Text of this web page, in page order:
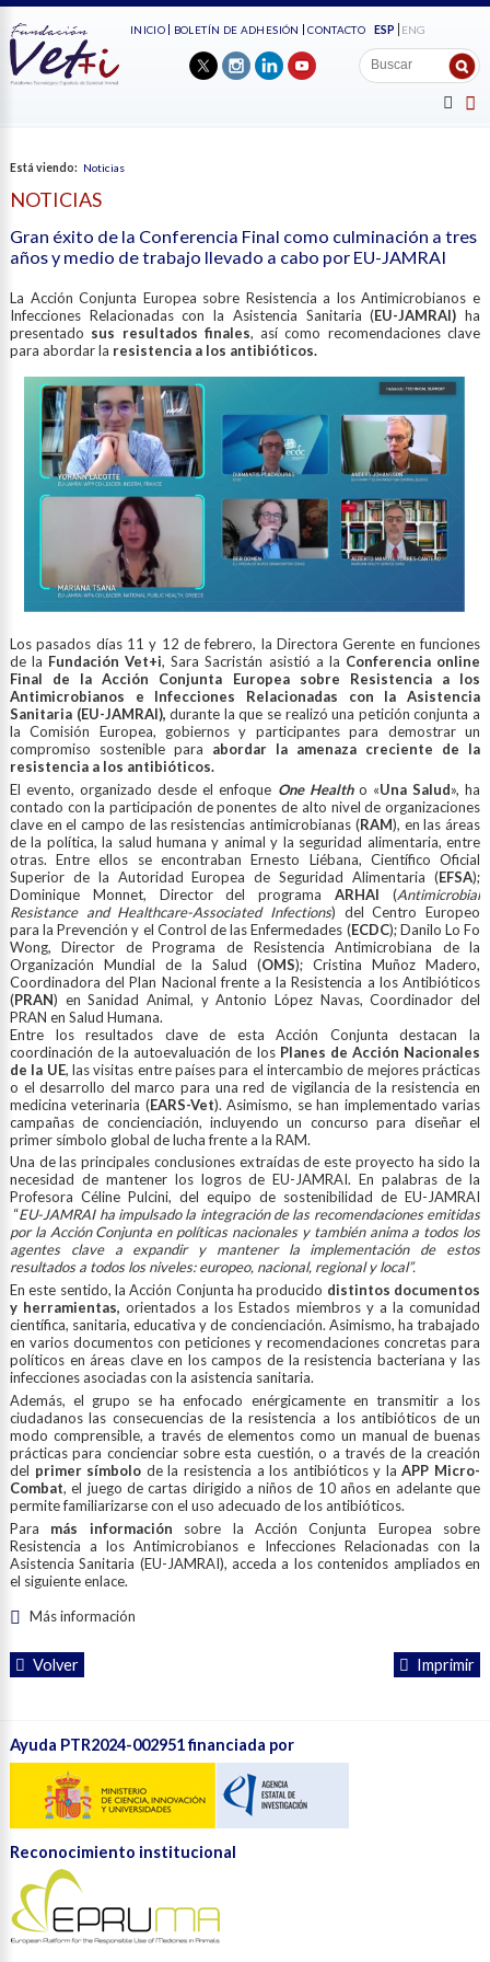
INICIO BOLETÍN DE ADHESIÓN CONTACTO ESP ENG
Está viendo: Noticias
NOTICIAS
Gran éxito de la Conferencia Final como culminación a tres
años y medio de trabajo llevado a cabo por EU-JAMRAI
La Acción Conjunta Europea sobre Resistencia a los Antimicrobianos e
Infecciones Relacionadas con la Asistencia Sanitaria (EU-JAMRAI) ha
presentado sus resultados finales, así como recomendaciones clave
para abordar la resistencia a los antibióticos.
Los pasados días 11 y 12 de febrero, la Directora Gerente en funciones
de la Fundación Vet+i, Sara Sacristán asistió a la Conferencia online
Final de la Acción Conjunta Europea sobre Resistencia a los
Antimicrobianos e Infecciones Relacionadas con la Asistencia
Sanitaria (EU-JAMRAI), durante la que se realizó una petición conjunta a
la Comisión Europea, gobiernos y participantes para demostrar un
compromiso sostenible para abordar la amenaza creciente de la
resistencia a los antibióticos.
El evento, organizado desde el enfoque One Healtho «Una Salud», ha
contado con la participación de ponentes de alto nivel de organizaciones
clave en el campo de las resistencias antimicrobianas (RAM), en las áreas
de la política, la salud humana y animal y la seguridad alimentaria, entre
otras. Entre ellos se encontraban Ernesto Liébana, Científico Oficial
Superior de la Autoridad Europea de Seguridad Alimentaria (EFSA);
Dominique Monnet, Director del programaARHAI (Antimicrobial
Resistance and Healthcare-Associated Infections) del Centro Europeo
para la Prevención y el Control de las Enfermedades (ECDC); Danilo Lo Fo
Wong, Director de Programa de Resistencia Antimicrobiana de la
Organización Mundial de la Salud (OMS); Cristina Muñoz Madero,
Coordinadora del Plan Nacional frente a la Resistencia a los Antibióticos
(PRAN) en Sanidad Animal, y Antonio López Navas, Coordinador del
PRAN en Salud Humana.
Entre los resultados clave de esta Acción Conjunta destacan la
coordinación de la autoevaluación de los Planes de Acción Nacionales
de la UE, las visitas entre países para el intercambio de mejores prácticas
o el desarrollo del marco para una red de vigilancia de la resistencia en
medicina veterinaria (EARS-Vet). Asimismo, se han implementado varias
campañas de concienciación, incluyendo un concurso para diseñar el
primer símbolo global de lucha frente a la RAM.
Una de las principales conclusiones extraídas de este proyecto ha sido la
necesidad de mantener los logros de EU-JAMRAI. En palabras de la
Profesora Céline Pulcini, del equipo de sostenibilidad de EU-JAMRAI
“EU-JAMRAI ha impulsado la integración de las recomendaciones emitidas
por la Acción Conjunta en políticas nacionales y también anima a todos los
agentes clave a expandir y mantener la implementación de estos
resultados a todos los niveles: europeo, nacional, regional y local”.
En este sentido, la Acción Conjunta ha producido distintos documentos
y herramientas, orientados a los Estados miembros y a la comunidad
científica, sanitaria, educativa y de concienciación. Asimismo, ha trabajado
en varios documentos con peticiones y recomendaciones concretas para
políticos en áreas clave en los campos de la resistencia bacteriana y las
infecciones asociadas con la asistencia sanitaria.
Además, el grupo se ha enfocado enérgicamente en transmitir a los
ciudadanos las consecuencias de la resistencia a los antibióticos de un
modo comprensible, a través de elementos como un manual de buenas
prácticas para concienciar sobre esta cuestión, o a través de la creación
del primer símbolo de la resistencia a los antibióticos y laAPP Micro-
Combat, el juego de cartas dirigido a niños de 10 años en adelante que
permite familiarizarse con el uso adecuado de los antibióticos.
Para más información sobre la Acción Conjunta Europea sobre
Resistencia a los Antimicrobianos e Infecciones Relacionadas con la
Asistencia Sanitaria (EU-JAMRAI), acceda a los contenidos ampliados en
el siguiente enlace.
Más información
Volver Imprimir
Ayuda PTR2024-002951 financiada por
Reconocimiento institucional